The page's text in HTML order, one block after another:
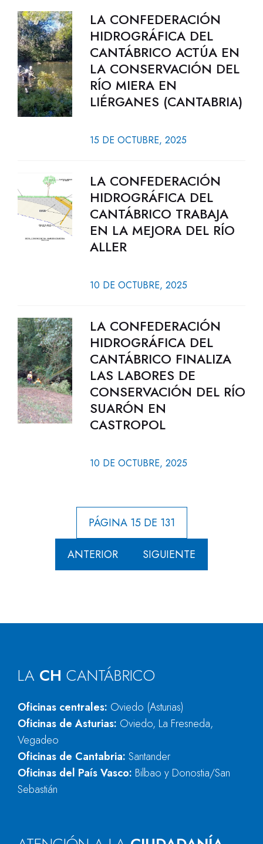
LA CONFEDERACIÓN
HIDROGRÁFICA DEL
CANTÁBRICO ACTÚA EN
LA CONSERVACIÓN DEL
RÍO MIERA EN
LIÉRGANES (CANTABRIA)
15 DE OCTUBRE, 2025
LA CONFEDERACIÓN
HIDROGRÁFICA DEL
CANTÁBRICO TRABAJA
EN LA MEJORA DEL RÍO
ALLER
10 DE OCTUBRE, 2025
LA CONFEDERACIÓN
HIDROGRÁFICA DEL
CANTÁBRICO FINALIZA
LAS LABORES DE
CONSERVACIÓN DEL RÍO
SUARÓN EN
CASTROPOL
10 DE OCTUBRE, 2025
PÁGINA 15 DE 131
ANTERIOR SIGUIENTE
LA CH CANTÁBRICO
Oficinas centrales: Oviedo (Asturias)
Oficinas de Asturias: Oviedo, La Fresneda,
Vegadeo
Oficinas de Cantabria: Santander
Oficinas del País Vasco: Bilbao y Donostia/San
Sebastián